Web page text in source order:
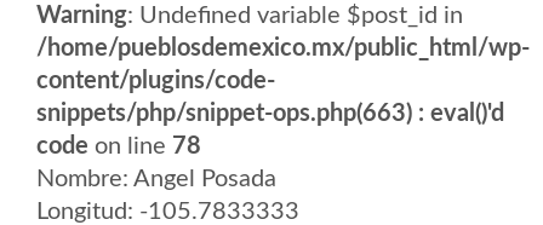
Warning: Undefined variable $post_id in
/home/pueblosdemexico.mx/public_html/wp-
content/plugins/code-
snippets/php/snippet-ops.php(663) : eval()'d
code on line 78
Nombre: Angel Posada
Longitud: -105.7833333